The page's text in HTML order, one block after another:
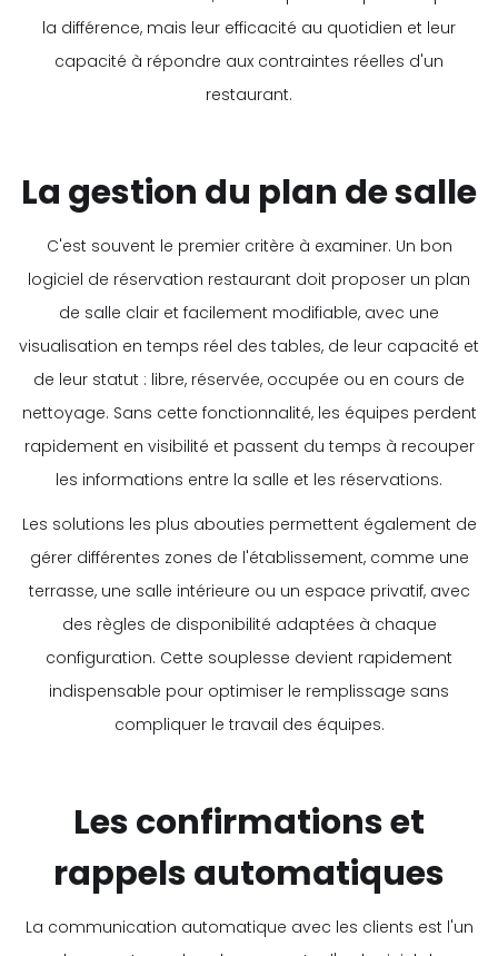
la différence, mais leur efficacité au quotidien et leur
capacité à répondre aux contraintes réelles d'un
restaurant.
La gestion du plan de salle
C'est souvent le premier critère à examiner. Un bon
logiciel de réservation restaurant doit proposer un plan
de salle clair et facilement modifiable, avec une
visualisation en temps réel des tables, de leur capacité et
de leur statut : libre, réservée, occupée ou en cours de
nettoyage. Sans cette fonctionnalité, les équipes perdent
rapidement en visibilité et passent du temps à recouper
les informations entre la salle et les réservations.
Les solutions les plus abouties permettent également de
gérer différentes zones de l'établissement, comme une
terrasse, une salle intérieure ou un espace privatif, avec
des règles de disponibilité adaptées à chaque
configuration. Cette souplesse devient rapidement
indispensable pour optimiser le remplissage sans
compliquer le travail des équipes.
Les confirmations et
rappels automatiques
La communication automatique avec les clients est l'un